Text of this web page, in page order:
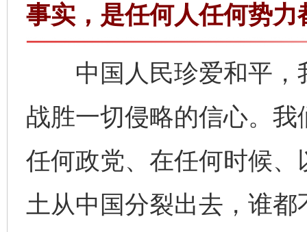
事实，是任何人任何势力
中国人民珍爱和平，
战胜一切侵略的信心。
任何政党、在任何时候
土从中国分裂出去，谁